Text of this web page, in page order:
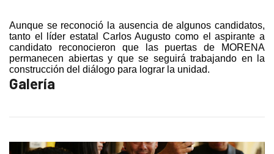
Aunque se reconoció la ausencia de algunos candidatos,
tanto el líder estatal Carlos Augusto como el aspirante a
candidato reconocieron que las puertas de MORENA
permanecen abiertas y que se seguirá trabajando en la
construcción del diálogo para lograr la unidad.
Galería